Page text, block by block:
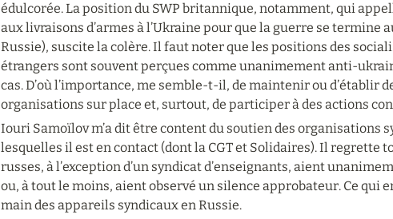
édulcorée. La position du SWP britannique, notamment, qui
aux livraisons d’armes à l’Ukraine pour que la guerre se termine
Russie), suscite la colère. Il faut noter que les positions des
étrangers sont souvent perçues comme unanimement anti-
cas. D’où l’importance, me semble-t-il, de maintenir ou d’établir
organisations sur place et, surtout, de participer à des actions
Iouri Samoïlov m’a dit être content du soutien des organisations
lesquelles il est en contact (dont la CGT et Solidaires). Il regrette
russes, à l’exception d’un syndicat d’enseignants, aient
ou, à tout le moins, aient observé un silence approbateur. Ce qui
main des appareils syndicaux en Russie.